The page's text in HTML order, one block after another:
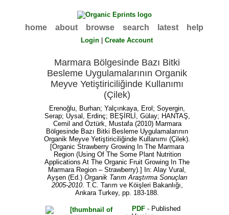
home about browse search latest help
Login |Create Account
Marmara Bölgesinde Bazı Bitki
Besleme Uygulamalarının Organik
Meyve Yetiştiriciliğinde Kullanımı
(Çilek)
Erenoğlu, Burhan;Yalçınkaya, Erol ;Soyergin,
Serap; Uysal, Erdinç; BEŞİRLİ, Gülay; HANTAŞ,
Cemil and Öztürk, Mustafa(2010) Marmara
Bölgesinde Bazı Bitki Besleme Uygulamalarının
Organik Meyve Yetiştiriciliğinde Kullanımı (Çilek).
[Organic Strawberry Growing In The Marmara
Region (Using Of The Some Plant Nutrition
Applications At The Organic Fruit Growing In The
Marmara Region – Strawberry).] In:Alay Vural,
Ayşen(Ed.) Organik Tarım Araştırma Sonuçları
2005-2010. T.C. Tarım ve Köişleri Bakanlığı,
Ankara Turkey, pp. 183-188.
PDF- Published